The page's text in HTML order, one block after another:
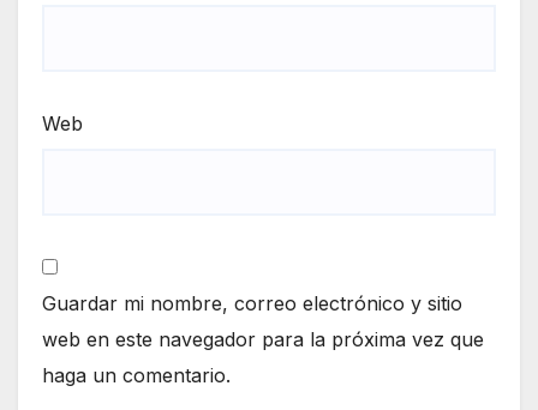
Web
Guardar mi nombre, correo electrónico y sitio
web en este navegador para la próxima vez que
haga un comentario.